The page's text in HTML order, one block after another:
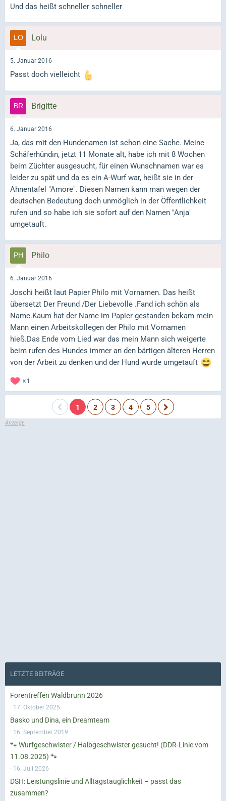
Und das heißt schneller schneller
Lolu
5. Januar 2016
Passt doch vielleicht
Brigitte
6. Januar 2016
Ja, das mit den Hundenamen ist schon eine Sache. Meine
Schäferhündin, jetzt 11 Monate alt, habe ich mit 8 Wochen
beim Züchter ausgesucht, für einen Wunschnamen war es
leider zu spät und da es ein A-Wurf war, heißt sie in der
Ahnentafel "Amore". Diesen Namen kann man wegen der
deutschen Bedeutung doch unmöglich in der Öffentlichkeit
rufen und so habe ich sie sofort auf den Namen "Anja"
umgetauft.
Philo
6. Januar 2016
Joschi heißt laut Papier Philo mit Vornamen. Das heißt
übersetzt Der Freund /Der Liebevolle .Fand ich schön als
Name.Kaum hat der Name im Papier gestanden bekam mein
Mann einen Arbeitskollegen der Philo mit Vornamen
hieß.Das Ende vom Lied war das mein Mann sich weigerte
beim rufen des Hundes immer an den bärtigen älteren Herren
von der Arbeit zu denken und der Hund wurde umgetauft
1
1 2 3 4 5
LETZTE BEITRÄGE
Forentreffen Waldbrunn 2026
17. Oktober 2025
Basko und Dina, ein Dreamteam
16. September 2019
🐾 Wurfgeschwister / Halbgeschwister gesucht! (DDR-Linie vom
11.08.2025) 🐾
16. Juli 2026
DSH: Leistungslinie und Alltagstauglichkeit – passt das
zusammen?